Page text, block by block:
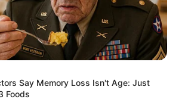
Say Memory Loss Isn't Age: Just
Foods